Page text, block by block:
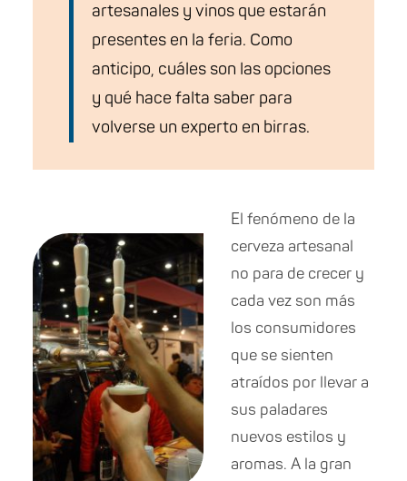
artesanales y vinos que estarán
presentes en la feria. Como
anticipo, cuáles son las opciones
y qué hace falta saber para
volverse un experto en birras.
El fenómeno de la
cerveza artesanal
no para de crecer y
cada vez son más
los consumidores
que se sienten
atraídos por llevar a
sus paladares
nuevos estilos y
aromas. A la gran